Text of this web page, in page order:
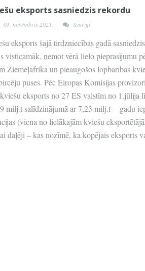
eksports sasniedzis rekordu
01. novembris 2021. Svarīgi
eksports šajā tirdzniecības gadā
visticamāk, ņemot vērā lielo pieprasījumu
Ziemeļāfrikā un pieaugošos lopbarības
puses. Pēc Eiropas Komisijas
eksports no 27 ES valstīm no 1.jūlija
milj.t salīdzinājumā ar 7,23 milj.t - gadu
(viena no lielākajām kviešu
daļēji – kas nozīmē, ka kopējais eksports